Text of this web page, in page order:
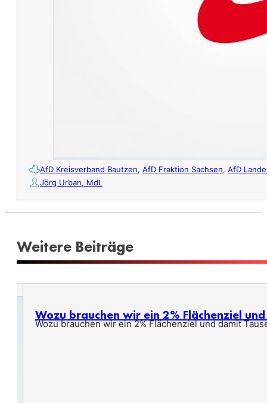
AfD Kreisverband Bautzen, AfD Fraktion Sachsen, AfD
Jörg Urban, MdL
Weitere Beiträge
Wozu brauchen wir ein 2% Flächenziel
Wozu brauchen wir ein 2% Flächenziel und damit